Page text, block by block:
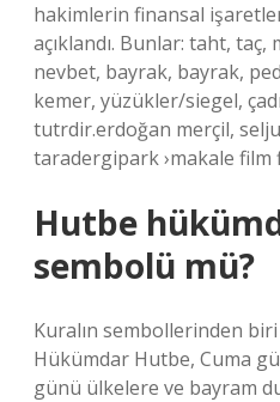
hakimlerin finansal
açıklandı. Bunlar: taht,
nevbet, bayrak, bayrak,
kemer, yüzükler/siegel,
tutrdir.erdoğan merçil,
taradergipark ›makale
Hutbe
sembolü mü?
Kuralın sembollerinden biri
Hükümdar Hutbe, Cuma
günü ülkelere ve bayram